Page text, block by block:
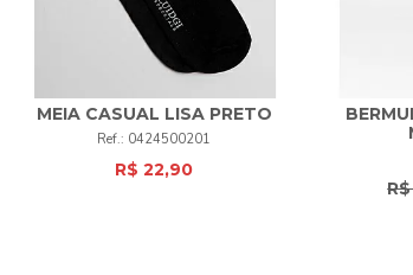
UNI +
MEIA CASUAL LISA PRETO
0424500201
R$ 22,90